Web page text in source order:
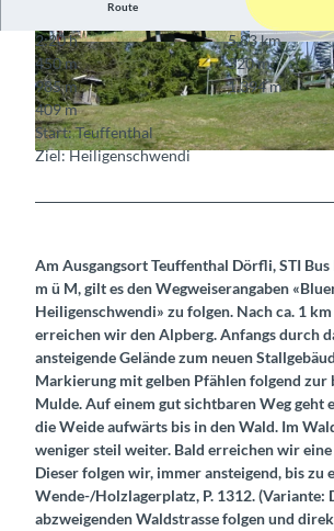
© Berner Wanderwege
© Bernhard Schmidt © Alpenblick
Route
2:20 h
5,83 km
450 m
320 m
985 m
1.394 m
409 m
Start: Teuffenthal
Ziel: Heiligenschwendi
Am Ausgangsort Teuffenthal Dörfli, STI Bus
m ü M, gilt es den Wegweiserangaben
Heiligenschwendi» zu folgen. Nach ca. 1
erreichen wir den Alpberg. Anfangs durch
ansteigende Gelände zum neuen
Markierung mit gelben Pfählen folgend zur
Mulde. Auf einem gut sichtbaren Weg geht
die Weide aufwärts bis in den Wald. Im
weniger steil weiter. Bald erreichen wir eine
Dieser folgen wir, immer ansteigend, bis zu
Wende-/Holzlagerplatz, P. 1312. (Variante:
abzweigenden Waldstrasse folgen und